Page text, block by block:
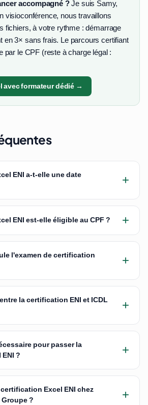
accompagné ?Je suis Samy,
visioconférence, nous travaillons
fichiers, à votre rythme : démarrage
en 3× sans frais. Le parcours certifiant
par le CPF (reste à charge légal :
avec formateur dédié →
ENI a-t-elle une date
+
ENI est-elle éligible au CPF ? +
l'examen de certification
+
la certification ENI et ICDL
+
pour passer la
?
+
Excel ENI chez
?
+